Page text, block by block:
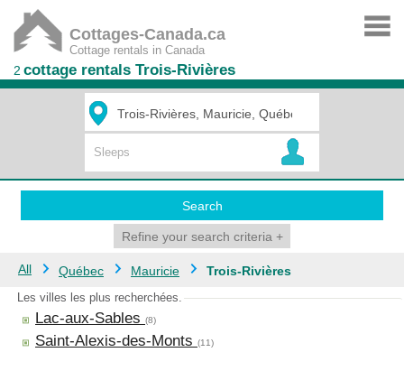
Cottages-Canada.ca
Cottage rentals in Canada
2 cottage rentals Trois-Rivières
Search
Refine your search criteria +
All Québec Mauricie Trois-Rivières
Les villes les plus recherchées.
Lac-aux-Sables (8)
Saint-Alexis-des-Monts (11)